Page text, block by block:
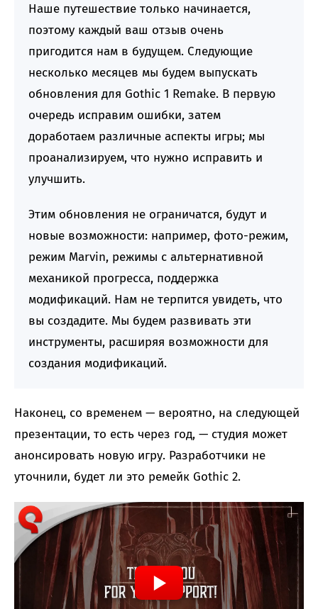
Наше путешествие только начинается,
поэтому каждый ваш отзыв очень
пригодится нам в будущем. Следующие
несколько месяцев мы будем выпускать
обновления для Gothic 1 Remake. В первую
очередь исправим ошибки, затем
доработаем различные аспекты игры; мы
проанализируем, что нужно исправить и
улучшить.
Этим обновления не ограничатся, будут и
новые возможности: например, фото-режим,
режим Marvin, режимы с альтернативной
механикой прогресса, поддержка
модификаций. Нам не терпится увидеть, что
вы создадите. Мы будем развивать эти
инструменты, расширяя возможности для
создания модификаций.
Наконец, со временем — вероятно, на следующей
презентации, то есть через год, — студия может
анонсировать новую игру. Разработчики не
уточнили, будет ли это ремейк Gothic 2.